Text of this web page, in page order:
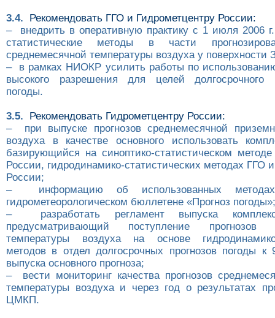
3.4.
Рекомендовать ГГО и Гидрометцентру России:
– внедрить в оперативную практику с 1 июля 2006
статистические методы в части
среднемесячной температуры воздуха у поверхности
– в рамках НИОКР усилить работы по
высокого разрешения для целей долгосрочного
погоды.
3.5.
Рекомендовать Гидрометцентру России:
– при выпуске прогнозов среднемесячной
воздуха в качестве основного использовать
базирующийся на синоптико-статистическом методе
России, гидродинамико-статистических методах ГГО
России;
– информацию об использованных
гидрометеорологическом бюллетене «Прогноз погоды»;
– разработать регламент выпуска
предусматривающий поступление прогнозов
температуры воздуха на основе гидродинамико-
методов в отдел долгосрочных прогнозов погоды
выпуска основного прогноза;
– вести мониторинг качества прогнозов
температуры воздуха и через год о результатах
ЦМКП.